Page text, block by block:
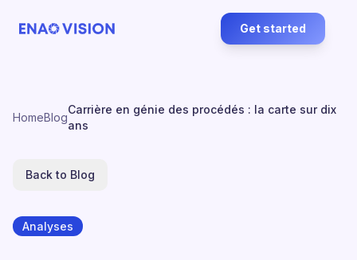
Get started
HomeBlog
Carrière en génie des procédés : la carte sur dix
ans
Back to Blog
Analyses